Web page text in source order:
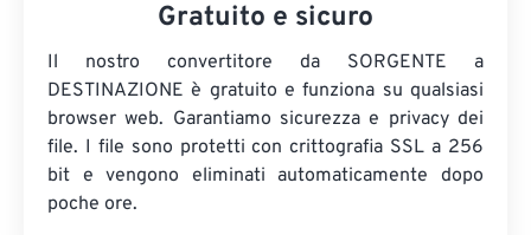
Gratuito e sicuro
Il nostro convertitore da SORGENTE a
DESTINAZIONE è gratuito e funziona su qualsiasi
browser web. Garantiamo sicurezza e privacy dei
file. I file sono protetti con crittografia SSL a 256
bit e vengono eliminati automaticamente dopo
poche ore.